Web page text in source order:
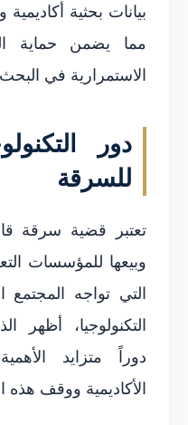
بيانات بحثية
مما يضمن حماية
الاستمرارية في
دور
للسرقة
تعتبر قضية سرقة
وبيعها للمؤسسات
التي تواجه المجتمع
التكنولوجيا، أظهر
دوراً متزايد
الأكاديمية ووقف هذه